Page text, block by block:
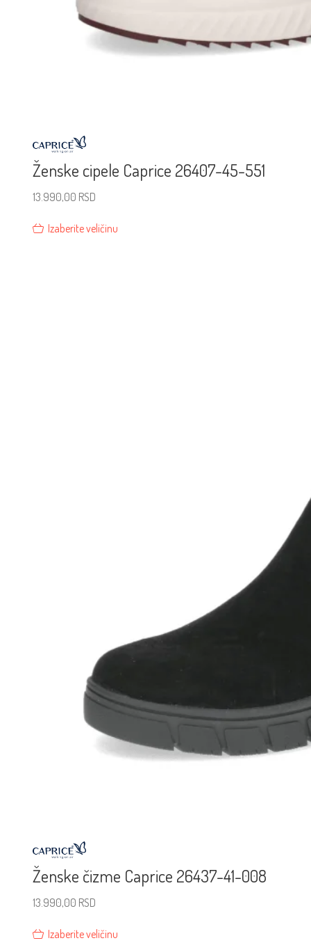
Ženske cipele Caprice 26407-45-551
13.990,00 RSD
Izaberite veličinu
Ženske čizme Caprice 26437-41-008
13.990,00 RSD
Izaberite veličinu